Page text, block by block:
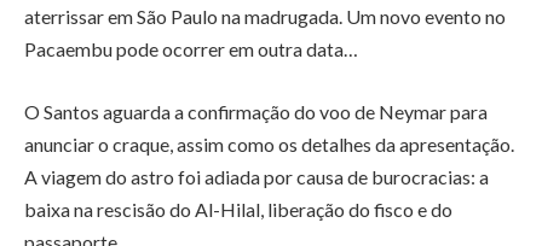
aterrissar em São Paulo na madrugada. Um novo evento no
Pacaembu pode ocorrer em outra data…
O Santos aguarda a confirmação do voo de Neymar para
anunciar o craque, assim como os detalhes da apresentação.
A viagem do astro foi adiada por causa de burocracias: a
baixa na rescisão do Al-Hilal, liberação do fisco e do